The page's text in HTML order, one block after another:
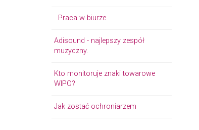
Praca w biurze
Adisound - najlepszy zespół
muzyczny.
Kto monitoruje znaki towarowe
WIPO?
Jak zostać ochroniarzem